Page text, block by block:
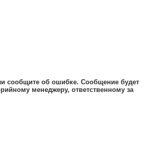
сообщите об ошибке. Сообщение будет
менеджеру, ответственному за